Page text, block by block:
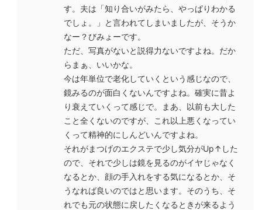
す。夫は「知り合いがみたら、やっぱりわかる
でしょ。」と言われてしまいましたが、そうか
なー？びみょーです。
ただ、写真がないと説得力ないですよね。だか
らまぁ、いいかな。
今は年単位で老化していくという感じなので、
鏡みるのが面白くないんですよね。確実に昔よ
り衰えていくって感じで。まあ、以前も大した
こと全くないのですが、これ以上悪くなってい
くって精神的にしんどいんですよね。
それがまつげのエクステで少し気分がUp↑した
ので、それで少しは鏡を見るのがイヤじゃなく
なるとか、顔の手入れをする気になるとか、そ
うなれば良いのではと思います。そのうち、そ
れでも元の状態に戻したくなるときが来るよう